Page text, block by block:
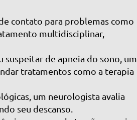
contato para problemas como
multidisciplinar,
de apneia do sono, um
tratamentos como a terapia
um neurologista avalia
seu descanso.